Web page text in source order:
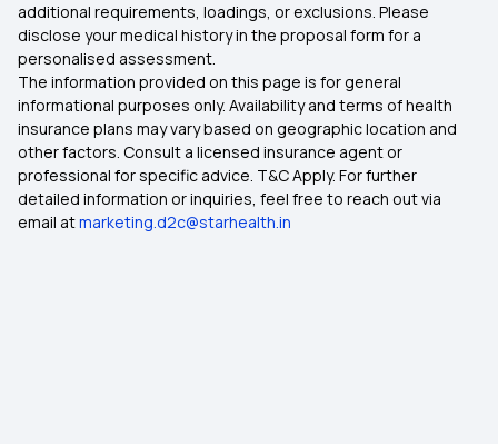
additional requirements, loadings, or exclusions. Please
disclose your medical history in the proposal form for a
personalised assessment.
The information provided on this page is for general
informational purposes only. Availability and terms of health
insurance plans may vary based on geographic location and
other factors. Consult a licensed insurance agent or
professional for specific advice. T&C Apply. For further
detailed information or inquiries, feel free to reach out via
email atmarketing.d2c@starhealth.in